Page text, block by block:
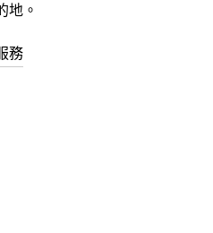
地。
務